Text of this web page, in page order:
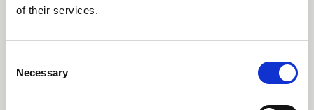
of their services.
Selection
Necessary